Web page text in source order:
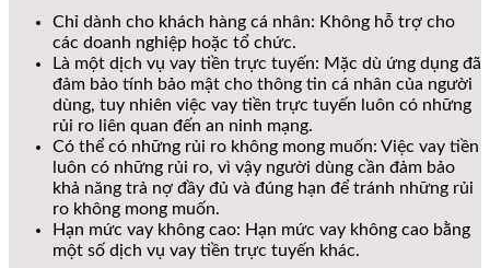
Chỉ dành cho khách hàng cá nhân: Không hỗ trợ cho
các doanh nghiệp hoặc tổ chức.
Là một dịch vụ vay tiền trực tuyến: Mặc dù ứng dụng đã
đảm bảo tính bảo mật cho thông tin cá nhân của người
dùng, tuy nhiên việc vay tiền trực tuyến luôn có những
rủi ro liên quan đến an ninh mạng.
Có thể có những rủi ro không mong muốn: Việc vay tiền
luôn có những rủi ro, vì vậy người dùng cần đảm bảo
khả năng trả nợ đầy đủ và đúng hạn để tránh những rủi
ro không mong muốn.
Hạn mức vay không cao: Hạn mức vay không cao bằng
một số dịch vụ vay tiền trực tuyến khác.